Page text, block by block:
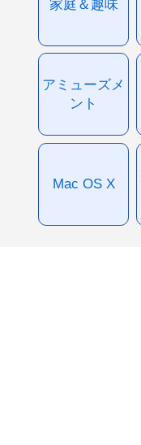
家庭＆趣味
アミューズメ
ント
Mac OS X